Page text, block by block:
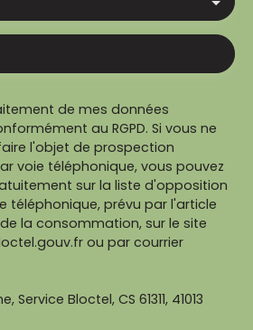
de mes données
au RGPD. Si vous ne
l'objet de prospection
voie téléphonique, vous pouvez
sur la liste d'opposition
téléphonique, prévu par l'article
la consommation, sur le site
ou par courrier
Service Bloctel, CS 61311, 41013